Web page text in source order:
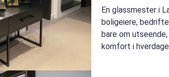
En glassmester i
boligeiere,
bare om
komfort i